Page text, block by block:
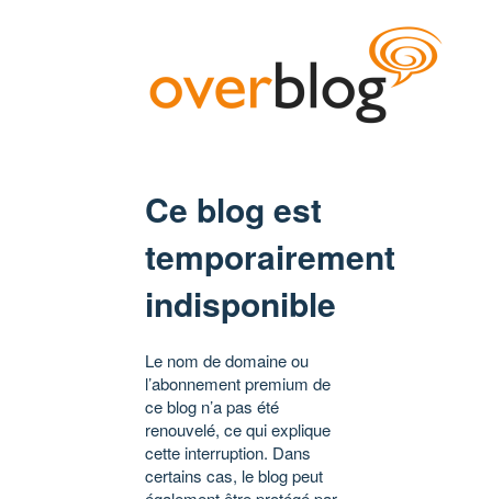
Ce blog est
temporairement
indisponible
Le nom de domaine ou
l’abonnement premium de
ce blog n’a pas été
renouvelé, ce qui explique
cette interruption. Dans
certains cas, le blog peut